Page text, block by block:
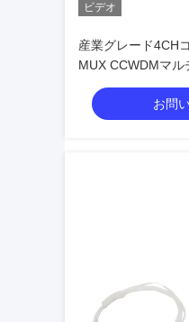
ビデオ
産業グレード4CH
MUX CCWDMマル
イバーリンク向け
お問